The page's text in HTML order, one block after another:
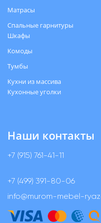
Матрасы
Спальные гарнитуры
Шкафы
Комоды
Тумбы
Кухни из массива
Кухонные уголки
Наши контакты
+7 (915) 761-41-11
+7 (499) 391-80-06
info@murom-mebel-